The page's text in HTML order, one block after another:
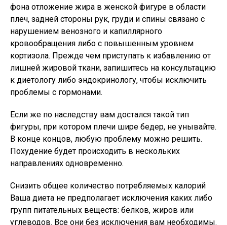
фона отложение жира в женской фигуре в области
плеч, задней стороны рук, груди и спины связано с
нарушением венозного и капиллярного
кровообращения либо с повышенным уровнем
кортизола. Прежде чем приступать к избавлению от
лишней жировой ткани, запишитесь на консультацию
к диетологу либо эндокринологу, чтобы исключить
проблемы с гормонами.
Если же по наследству вам достался такой тип
фигуры, при котором плечи шире бедер, не унывайте.
В конце концов, любую проблему можно решить.
Похудение будет происходить в нескольких
направлениях одновременно.
Снизить общее количество потребляемых калорий
Ваша диета не предполагает исключения каких либо
групп питательных веществ: белков, жиров или
углеводов. Все они без исключения вам необходимы.